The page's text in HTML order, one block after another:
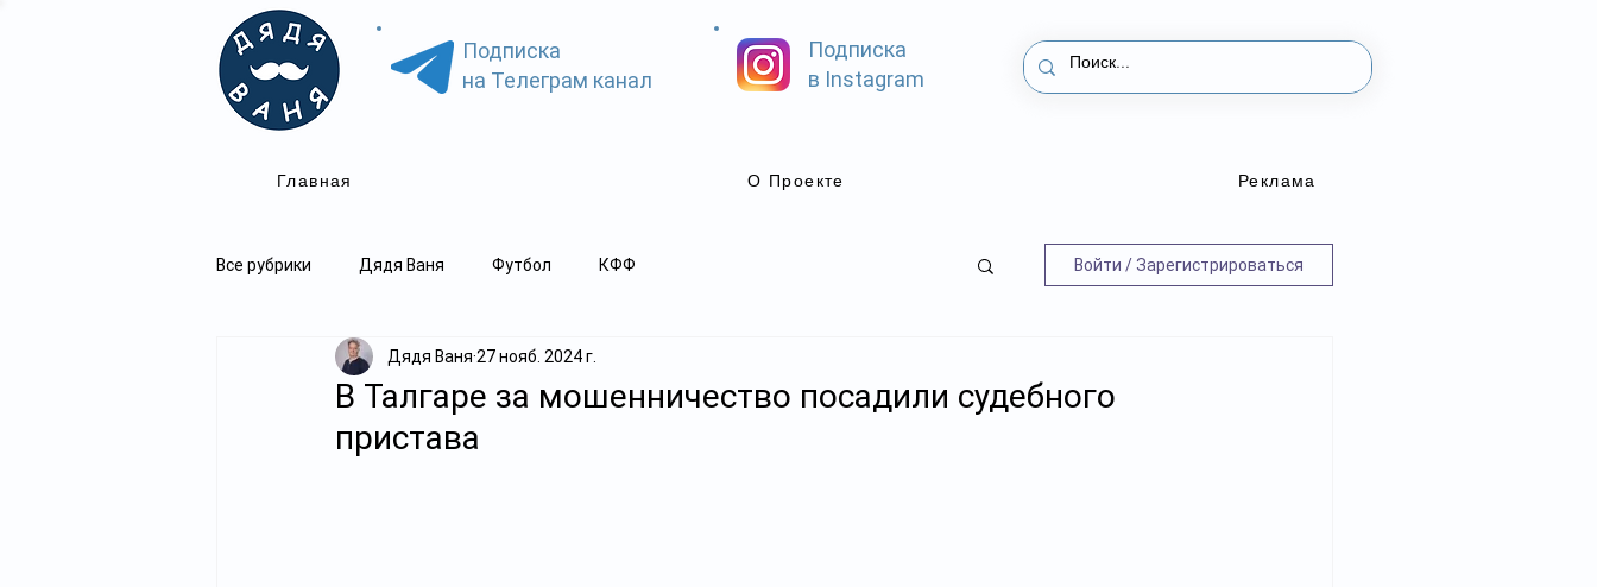
Подписка
на Телеграм канал
Главная
Подписка
в Instagram
О Проекте Реклама
Все рубрики Дядя Ваня Футбол КФФ Войти / Зарегистрироваться
В Талгаре за мошенничество посадили судебного
пристава
Дядя Ваня 27 нояб. 2024 г.